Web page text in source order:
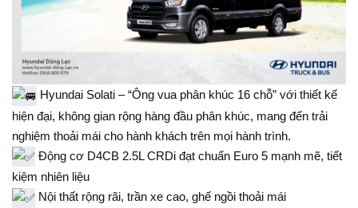
Hyundai Solati – “Ông vua phân khúc 16 chỗ” với thiết kế
hiện đại, không gian rộng hàng đầu phân khúc, mang đến trải
nghiệm thoải mái cho hành khách trên mọi hành trình.
Động cơ D4CB 2.5L CRDi đạt chuẩn Euro 5 mạnh mẽ, tiết
kiệm nhiên liệu
Nội thất rộng rãi, trần xe cao, ghế ngồi thoải mái